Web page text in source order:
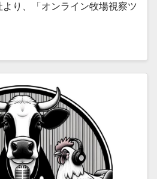
り、「オンライン牧場視察ツ